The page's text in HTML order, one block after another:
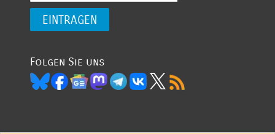
Folgen Sie uns